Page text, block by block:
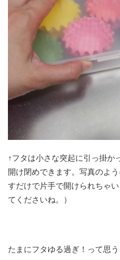
↑フタは小さな突起に引っ掛か
開け閉めできます。写真のよ
すだけで片手で開けられちゃ
てくださいね。）
たまにフタゆる過ぎ！って思